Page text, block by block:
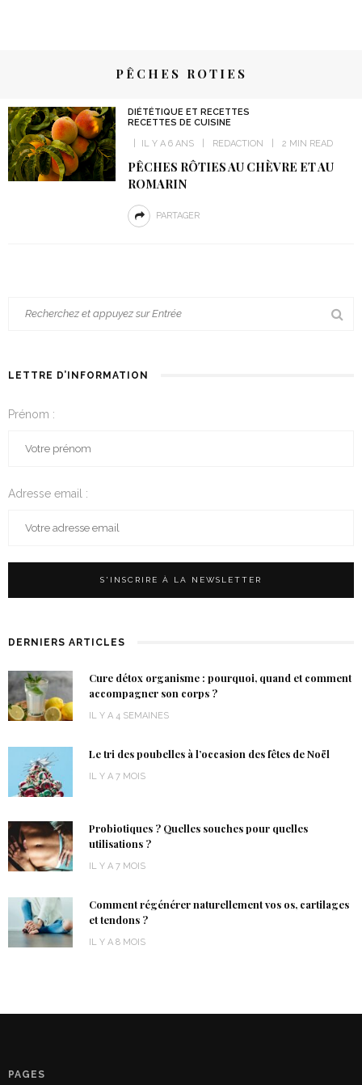
PÊCHES ROTIES
DIÉTÉTIQUE ET RECETTES
RECETTES DE CUISINE
IL Y A 6 ANS
REDACTION 2 MIN READ
PÊCHES RÔTIES AU CHÈVRE ET AU
ROMARIN
PARTAGER
LETTRE D’INFORMATION
Prénom :
Adresse email :
DERNIERS ARTICLES
Cure détox organisme : pourquoi, quand et comment
accompagner son corps ?
IL Y A 4 SEMAINES
Le tri des poubelles à l’occasion des fêtes de Noël
IL Y A 7 MOIS
Probiotiques ? Quelles souches pour quelles
utilisations ?
IL Y A 7 MOIS
Comment régénérer naturellement vos os, cartilages
et tendons ?
IL Y A 8 MOIS
PAGES